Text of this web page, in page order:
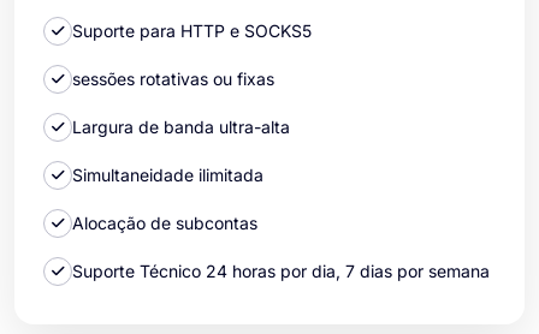
Suporte para HTTP e SOCKS5
sessões rotativas ou fixas
Largura de banda ultra-alta
Simultaneidade ilimitada
Alocação de subcontas
Suporte Técnico 24 horas por dia, 7 dias por semana